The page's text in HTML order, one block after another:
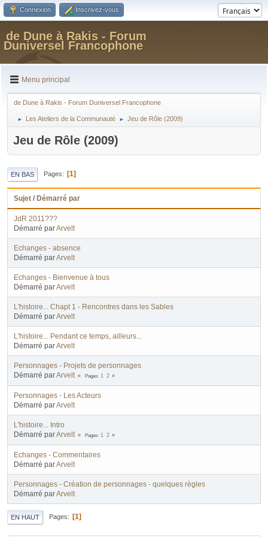
Connexion Inscrivez-vous
de Dune à Rakis - Forum
Duniversel Francophone
Menu principal
de Dune à Rakis - Forum Duniversel Francophone
► Les Ateliers de la Communauté ► Jeu de Rôle (2009)
Jeu de Rôle (2009)
EN BAS Pages 1
Sujet / Démarré par
JdR 2011???
Démarré parArvelt
Echanges - absence
Démarré parArvelt
Echanges - Bienvenue à tous
Démarré parArvelt
L'histoire... Chapt 1 - Rencontres dans les Sables
Démarré parArvelt
L'histoire... Pendant ce temps, ailleurs...
Démarré parArvelt
Personnages - Projets de personnages
Démarré parArvelt Pages 1 2
Personnages - Les Acteurs
Démarré parArvelt
L'histoire... Intro
Démarré parArvelt Pages 1 2
Echanges - Commentaires
Démarré parArvelt
Personnages - Création de personnages - quelques règles
Démarré parArvelt
EN HAUT Pages 1